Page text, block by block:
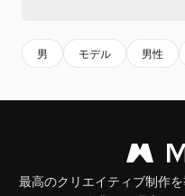
男 モデル 男性
最高のクリエイティブ制作